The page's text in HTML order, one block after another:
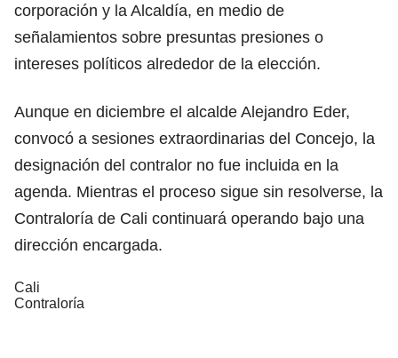
corporación y la Alcaldía, en medio de
señalamientos sobre presuntas presiones o
intereses políticos alrededor de la elección.
Aunque en diciembre el alcalde Alejandro Eder,
convocó a sesiones extraordinarias del Concejo, la
designación del contralor no fue incluida en la
agenda. Mientras el proceso sigue sin resolverse, la
Contraloría de Cali continuará operando bajo una
dirección encargada.
Cali
Contraloría